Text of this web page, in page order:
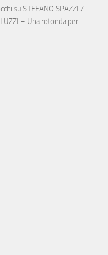
su STEFANO SPAZZI /
– Una rotonda per